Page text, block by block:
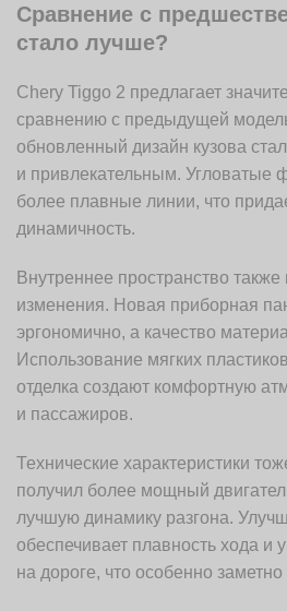
Сравнение с
стало лучше?
Chery Tiggo 2 предлагает
сравнению с предыдущей
обновленный дизайн кузова
и привлекательным.
более плавные линии, что
динамичность.
Внутреннее пространство также
изменения. Новая приборная
эргономично, а качество
Использование мягких
отделка создают комфортную
и пассажиров.
Технические характеристики
получил более мощный
лучшую динамику разгона.
обеспечивает плавность хода и
на дороге, что особенно